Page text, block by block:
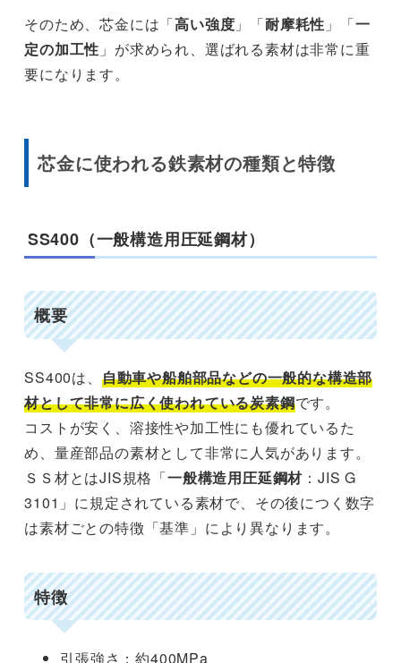
そのため、芯金には「高い強度 」「耐摩耗性 」「一
定の加工性 」が求められ、選ばれる素材は非常に重
要になります。
芯金に使われる鉄素材の種類と特徴
SS400（一般構造用圧延鋼材）
概要
SS400は、 自動車や船舶部品などの一般的な構造部
材として非常に広く使われている炭素鋼です。
コストが安く、溶接性や加工性にも優れているた
め、量産部品の素材として非常に人気があります。
ＳＳ材とはJIS規格「一般構造用圧延鋼材 ：JIS G
3101」に規定されている素材で、その後につく数字
は素材ごとの特徴「基準」により異なります。
特徴
引張強さ：約400MPa